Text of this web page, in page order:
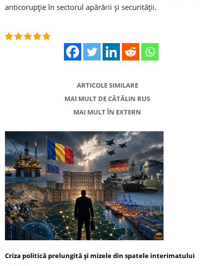
anticorupţie în sectorul apărării şi securităţii.
ARTICOLE SIMILARE
MAI MULT DE CĂTĂLIN RUS
MAI MULT ÎN EXTERN
Criza politică prelungită și mizele din spatele interimatului